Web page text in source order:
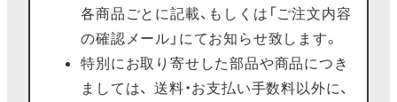
各商品ごとに記載、もしくは「ご注文内容
の確認メール」にてお知らせ致します。
特別にお取り寄せした部品や商品につき
ましては、 送料・お支払い手数料以外に、